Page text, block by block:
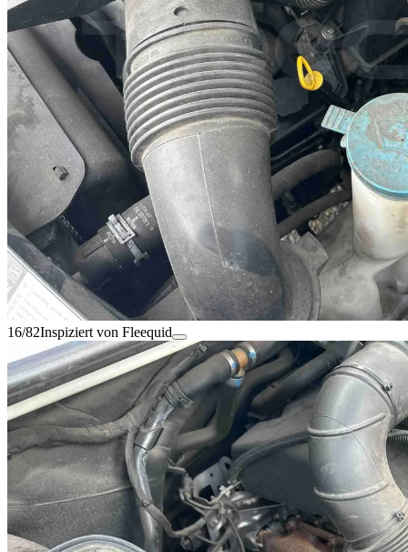
16/82Inspiziert von Fleequid